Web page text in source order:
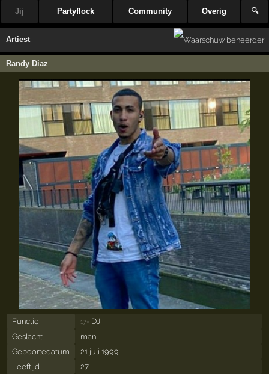
Jij Partyflock Community Overig 🔍
Artiest
Randy Diaz
Functie 17× DJ
Geslacht
man
Geboortedatum
21 juli 1999
Leeftijd
27